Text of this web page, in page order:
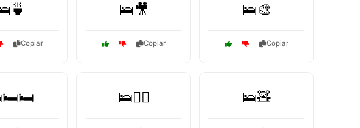
Copiar
🛌🎥
Copiar
🛌🎨
Copiar
🛌🧘‍♀️ 🛌🧸